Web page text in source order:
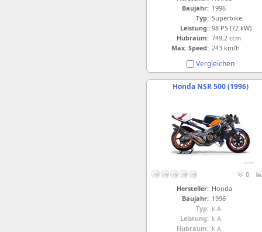
Baujahr: 1996
Typ: Superbike
Leistung: 98 PS (72 kW)
Hubraum: 749,2 ccm
Max. Speed: 243 km/h
Vergleichen
Honda NSR 500 (1996)
0
Hersteller: Honda
Baujahr: 1996
Typ: k.A.
Leistung: k.A.
Hubraum: k.A.